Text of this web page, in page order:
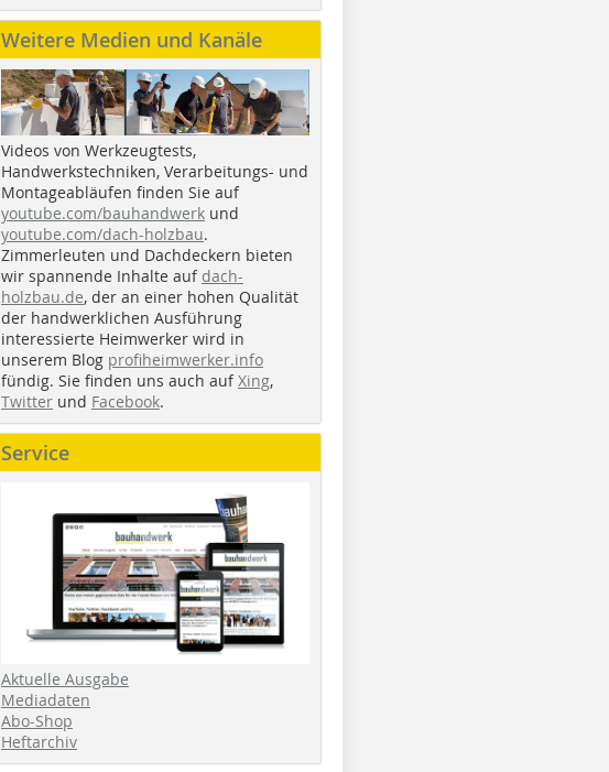
Weitere Medien und Kanäle
Videos von Werkzeugtests,
Handwerkstechniken, Verarbeitungs- und
Montageabläufen finden Sie auf
youtube.com/bauhandwerk und
youtube.com/dach-holzbau.
Zimmerleuten und Dachdeckern bieten
wir spannende Inhalte auf dach-
holzbau.de, der an einer hohen Qualität
der handwerklichen Ausführung
interessierte Heimwerker wird in
unserem Blog profiheimwerker.info
fündig. Sie finden uns auch aufXing,
Twitter und Facebook.
Service
Aktuelle Ausgabe
Mediadaten
Abo-Shop
Heftarchiv